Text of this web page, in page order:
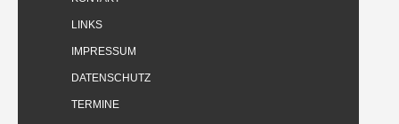
LINKS
IMPRESSUM
DATENSCHUTZ
TERMINE